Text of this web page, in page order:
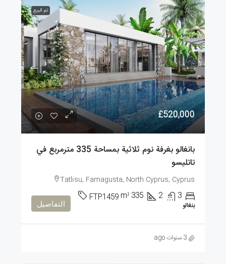
تم البيع
£520,000
بانغالو بغرفة نوم ثلاثية بمساحة 335 مترمربع في
تاتليسو
Tatlısu, Famagusta, North Cyprus, Cyprus
3
2
335
m²
FTP1459
بنغالو التفاصيل
3 سنوات ago